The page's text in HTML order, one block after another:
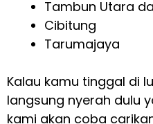
Tambun Utara
Cibitung
Tarumajaya
Kalau kamu tinggal di
langsung nyerah dulu
kami akan coba